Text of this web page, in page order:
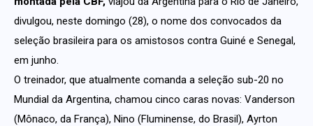
divulgou, neste domingo (28), o nome dos convocados da
seleção brasileira para os amistosos contra Guiné e Senegal,
em junho.
O treinador, que atualmente comanda a seleção sub-20 no
Mundial da Argentina, chamou cinco caras novas: Vanderson
(Mônaco, da França), Nino (Fluminense, do Brasil), Ayrton